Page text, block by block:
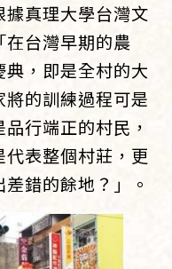
真理大學台灣文
台灣早期的農
，即是全村的大
的訓練過程可是
行端正的村民，
表整個村莊，更
錯的餘地？」。